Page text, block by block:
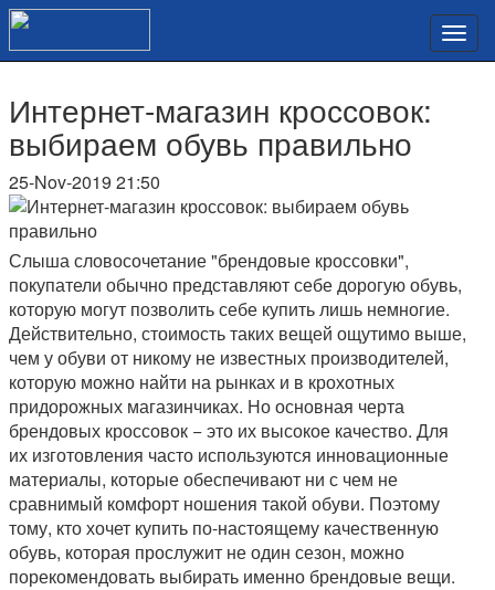
Интернет-магазин кроссовок:
выбираем обувь правильно
25-Nov-2019 21:50
Слыша словосочетание "брендовые кроссовки",
покупатели обычно представляют себе дорогую обувь,
которую могут позволить себе купить лишь немногие.
Действительно, стоимость таких вещей ощутимо выше,
чем у обуви от никому не известных производителей,
которую можно найти на рынках и в крохотных
придорожных магазинчиках. Но основная черта
брендовых кроссовок − это их высокое качество. Для
их изготовления часто используются инновационные
материалы, которые обеспечивают ни с чем не
сравнимый комфорт ношения такой обуви. Поэтому
тому, кто хочет купить по-настоящему качественную
обувь, которая прослужит не один сезон, можно
порекомендовать выбирать именно брендовые вещи.